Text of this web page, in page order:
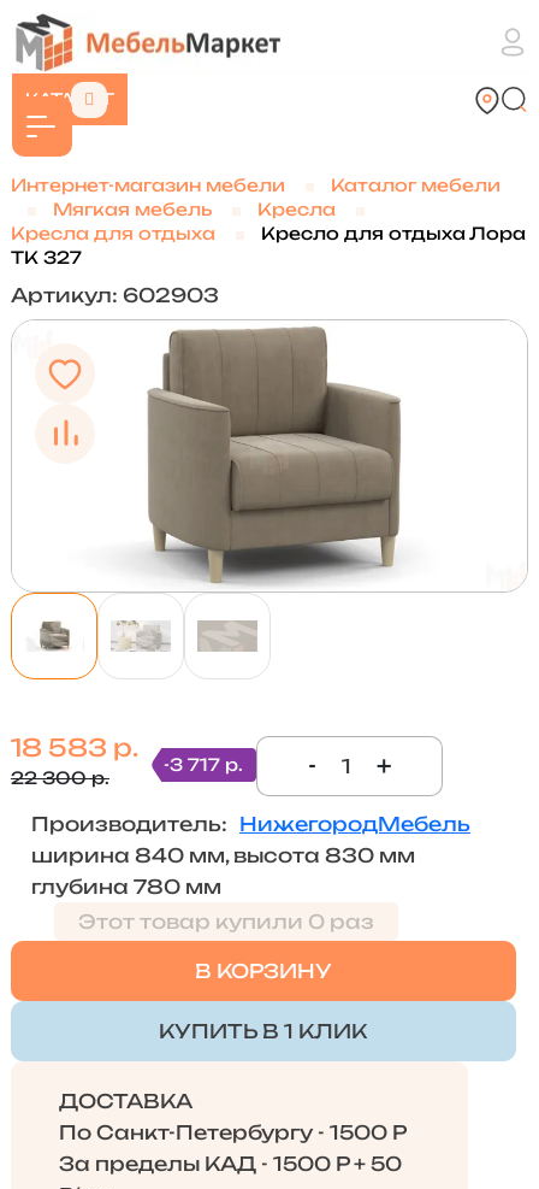
КАТАЛОГ
Интернет-магазин мебели
Каталог мебели
Мягкая мебель
Кресла
Кресла для отдыха
Кресло для отдыха Лора
ТК 327
Артикул: 602903
18 583 р.
22 300 р.
-3 717 р. - +
Производитель: НижегородМебель
ширина 840 мм, высота 830 мм
глубина 780 мм
Этот товар купили 0 раз
В КОРЗИНУ
КУПИТЬ В 1 КЛИК
ДОСТАВКА
По Санкт-Петербургу - 1500 Р
За пределы КАД - 1500 Р + 50